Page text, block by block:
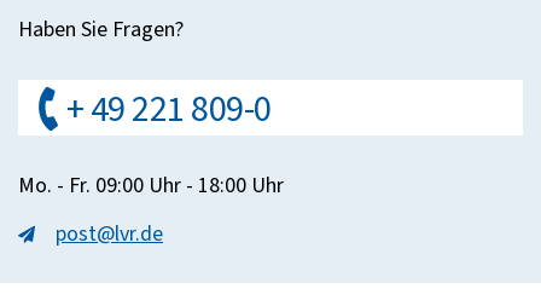
Haben Sie Fragen?
+ 49 221 809-0
Mo. - Fr. 09:00 Uhr - 18:00 Uhr
post@lvr.de